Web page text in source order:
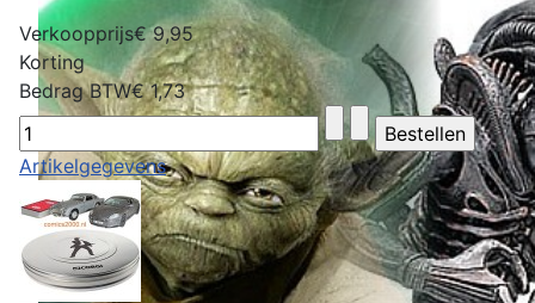
Verkoopprijs€ 9,95
Korting
Bedrag BTW€ 1,73
Artikelgegevens